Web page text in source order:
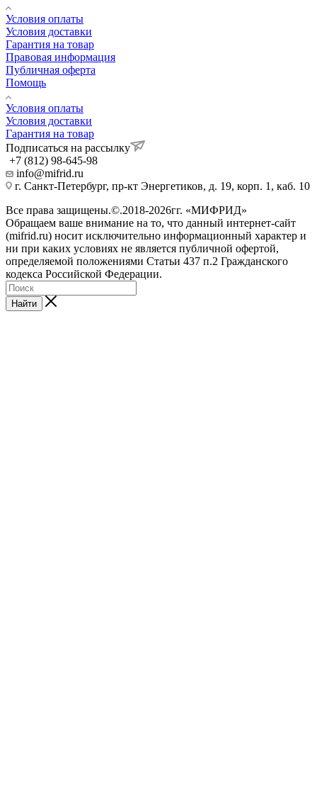
Условия оплаты
Условия доставки
Гарантия на товар
Правовая информация
Публичная оферта
Помощь
Условия оплаты
Условия доставки
Гарантия на товар
Подписаться на рассылку
+7 (812) 98-645-98
info@mifrid.ru
г. Санкт-Петербург, пр-кт Энергетиков, д. 19, корп. 1, каб. 10
Все права защищены.©.2018-2026гг. «МИФРИД»
Обращаем ваше внимание на то, что данный интернет-сайт
(mifrid.ru) носит исключительно информационный характер и
ни при каких условиях не является публичной офертой,
определяемой положениями Статьи 437 п.2 Гражданского
кодекса Российской Федерации.
Найти